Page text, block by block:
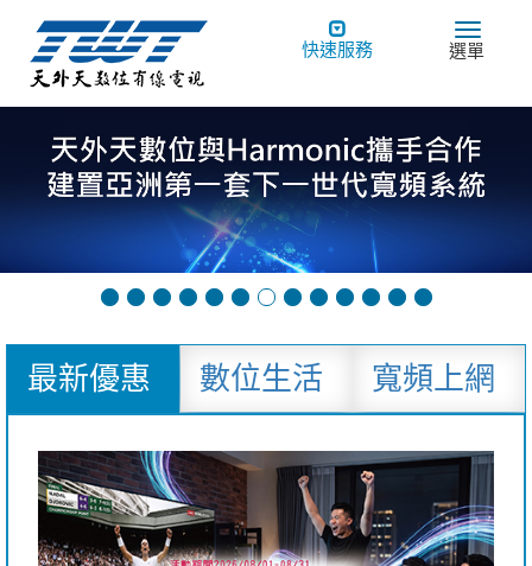
Toggle
navigation
快速服務
Toggle
選單
最新優惠 數位生活 寬頻上網